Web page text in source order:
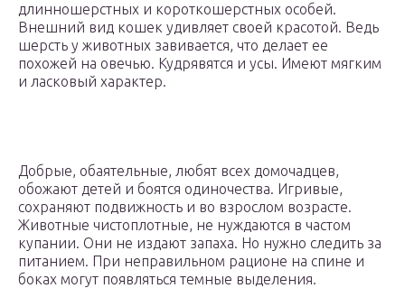
длинношерстных и короткошерстных особей.
Внешний вид кошек удивляет своей красотой. Ведь
шерсть у животных завивается, что делает ее
похожей на овечью. Кудрявятся и усы. Имеют мягким
и ласковый характер.
Добрые, обаятельные, любят всех домочадцев,
обожают детей и боятся одиночества. Игривые,
сохраняют подвижность и во взрослом возрасте.
Животные чистоплотные, не нуждаются в частом
купании. Они не издают запаха. Но нужно следить за
питанием. При неправильном рационе на спине и
боках могут появляться темные выделения.